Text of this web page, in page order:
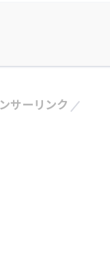
サーリンク